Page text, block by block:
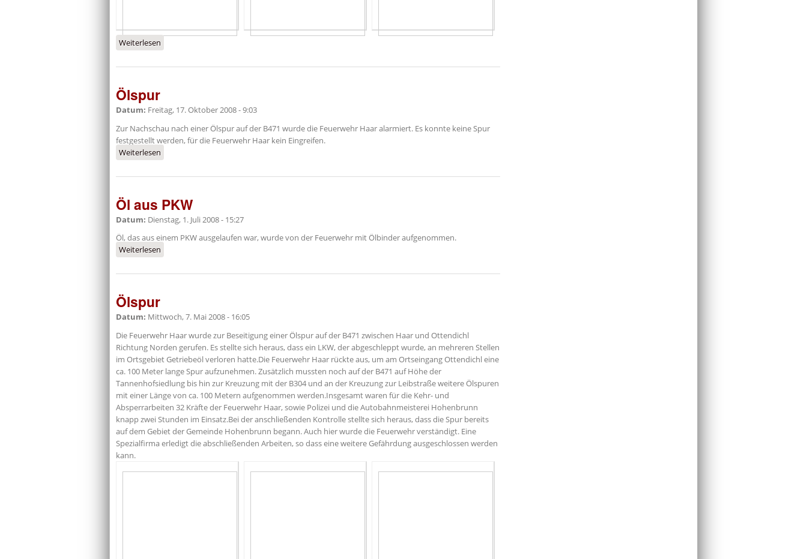
Weiterlesen
Ölspur
Datum: Freitag, 17. Oktober 2008 - 9:03
Zur Nachschau nach einer Ölspur auf der B471 wurde die Feuerwehr Haar alarmiert. Es konnte keine Spur
festgestellt werden, für die Feuerwehr Haar kein Eingreifen.
Weiterlesen
Öl aus PKW
Datum: Dienstag, 1. Juli 2008 - 15:27
Öl, das aus einem PKW ausgelaufen war, wurde von der Feuerwehr mit Ölbinder aufgenommen.
Weiterlesen
Ölspur
Datum: Mittwoch, 7. Mai 2008 - 16:05
Die Feuerwehr Haar wurde zur Beseitigung einer Ölspur auf der B471 zwischen Haar und Ottendichl
Richtung Norden gerufen. Es stellte sich heraus, dass ein LKW, der abgeschleppt wurde, an mehreren Stellen
im Ortsgebiet Getriebeöl verloren hatte.Die Feuerwehr Haar rückte aus, um am Ortseingang Ottendichl eine
ca. 100 Meter lange Spur aufzunehmen. Zusätzlich mussten noch auf der B471 auf Höhe der
Tannenhofsiedlung bis hin zur Kreuzung mit der B304 und an der Kreuzung zur Leibstraße weitere Ölspuren
mit einer Länge von ca. 100 Metern aufgenommen werden.Insgesamt waren für die Kehr- und
Absperrarbeiten 32 Kräfte der Feuerwehr Haar, sowie Polizei und die Autobahnmeisterei Hohenbrunn
knapp zwei Stunden im Einsatz.Bei der anschließenden Kontrolle stellte sich heraus, dass die Spur bereits
auf dem Gebiet der Gemeinde Hohenbrunn begann. Auch hier wurde die Feuerwehr verständigt. Eine
Spezialfirma erledigt die abschließenden Arbeiten, so dass eine weitere Gefährdung ausgeschlossen werden
kann.